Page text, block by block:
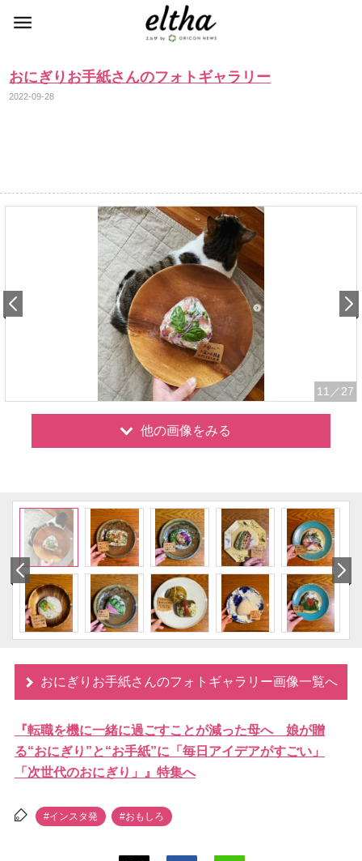
おにぎりお手紙さんのフォトギャラリー
2022-09-28
11 ／27
他の画像をみる
おにぎりお手紙さんのフォトギャラリー画像一覧へ
『転職を機に一緒に過ごすことが減った母へ 娘が贈
る“おにぎり”と“お手紙”に「毎日アイデアがすごい」
「次世代のおにぎり」』特集へ
#インスタ発 #おもしろ